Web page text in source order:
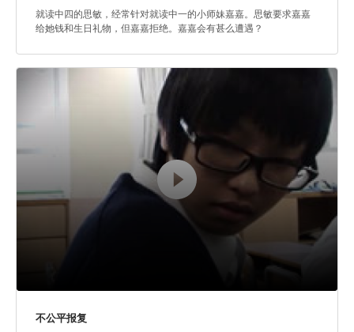
就读中四的思敏，经常针对就读中一的小师妹嘉嘉。思敏要求嘉嘉
给她钱和生日礼物，但嘉嘉拒绝。嘉嘉会有甚么遭遇？
不公平报复